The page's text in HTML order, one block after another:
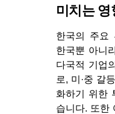
미치는 영
한국의 주요
한국뿐 아니
다국적 기업
로, 미·중 갈
화하기 위한
습니다. 또한